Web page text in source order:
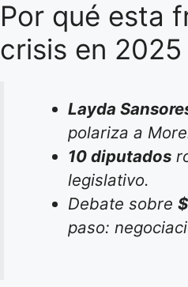
Por qué esta
crisis en 2025
Layda
polariza a
10 diputados
legislativo.
Debate sobre
paso: